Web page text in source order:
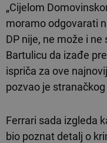
„Cijelom
moramo odgovarati
DP nije, ne može i
Bartulicu da izađe
ispriča za ove
pozvao je
Ferrari sada izgleda
bio poznat detalj o